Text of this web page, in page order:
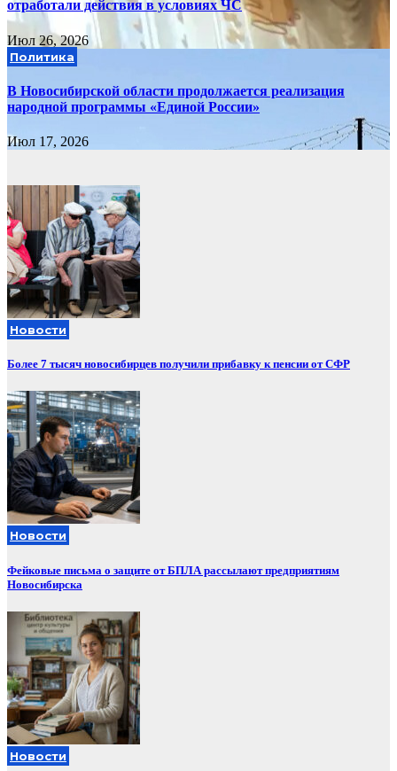
отработали действия в условиях ЧС
Июл 26, 2026
Политика
В Новосибирской области продолжается реализация
народной программы «Единой России»
Июл 17, 2026
Новости
Более 7 тысяч новосибирцев получили прибавку к пенсии от СФР
Новости
Фейковые письма о защите от БПЛА рассылают предприятиям
Новосибирска
Новости